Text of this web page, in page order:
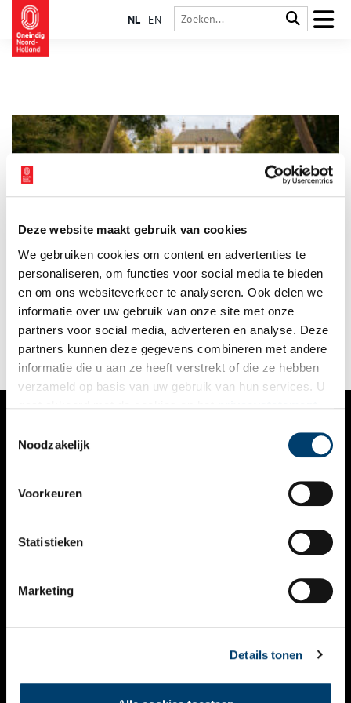
Deze website maakt gebruik van cookies
We gebruiken cookies om content en advertenties te
personaliseren, om functies voor social media te bieden
en om ons websiteverkeer te analyseren. Ook delen we
informatie over uw gebruik van onze site met onze
partners voor social media, adverteren en analyse. Deze
partners kunnen deze gegevens combineren met andere
informatie die u aan ze heeft verstrekt of die ze hebben
verzameld op basis van uw gebruik van hun services. U
Noodzakelijk
Voorkeuren
Statistieken
Marketing
Details tonen
NL EN
Heiloo kent een rijk verleden, dat gekoesterd wordt door
Historische Vereniging Heiloo, die in oktober het vijftig jarig
bestaan vierde. Het is één van de grootste historische
verenigingen van Noord-Holland.
VERHALEN
KALENDER
THEMA’S
VIDEO’S
CONTACT